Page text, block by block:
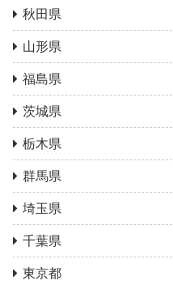
秋田県
山形県
福島県
茨城県
栃木県
群馬県
埼玉県
千葉県
東京都